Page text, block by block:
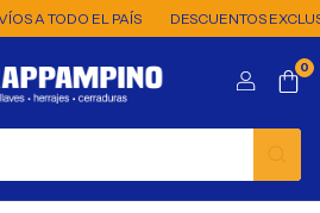
EL PAÍS DESCUENTOS EXCLUSIVOS
0